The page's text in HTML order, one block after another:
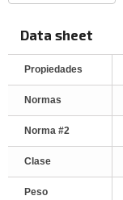
Data sheet
Propiedades
Normas
Norma #2
Clase
Peso